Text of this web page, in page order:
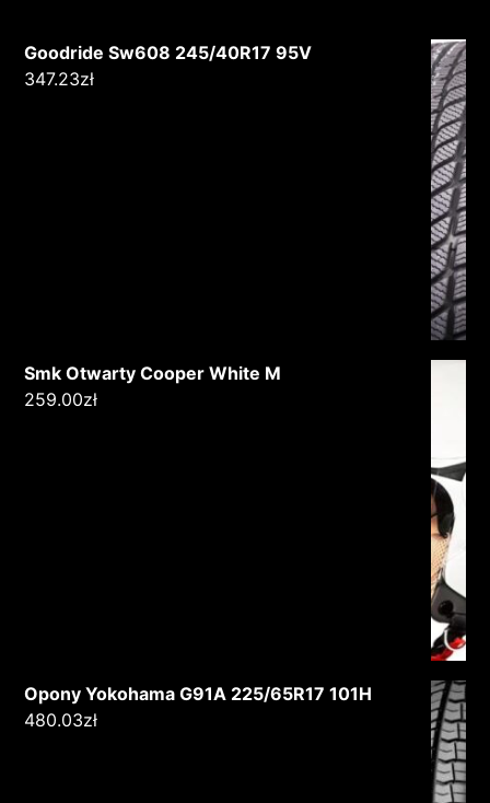
Goodride Sw608 245/40R17 95V
347.23zł
Smk Otwarty Cooper White M
259.00zł
Opony Yokohama G91A 225/65R17 101H
480.03zł